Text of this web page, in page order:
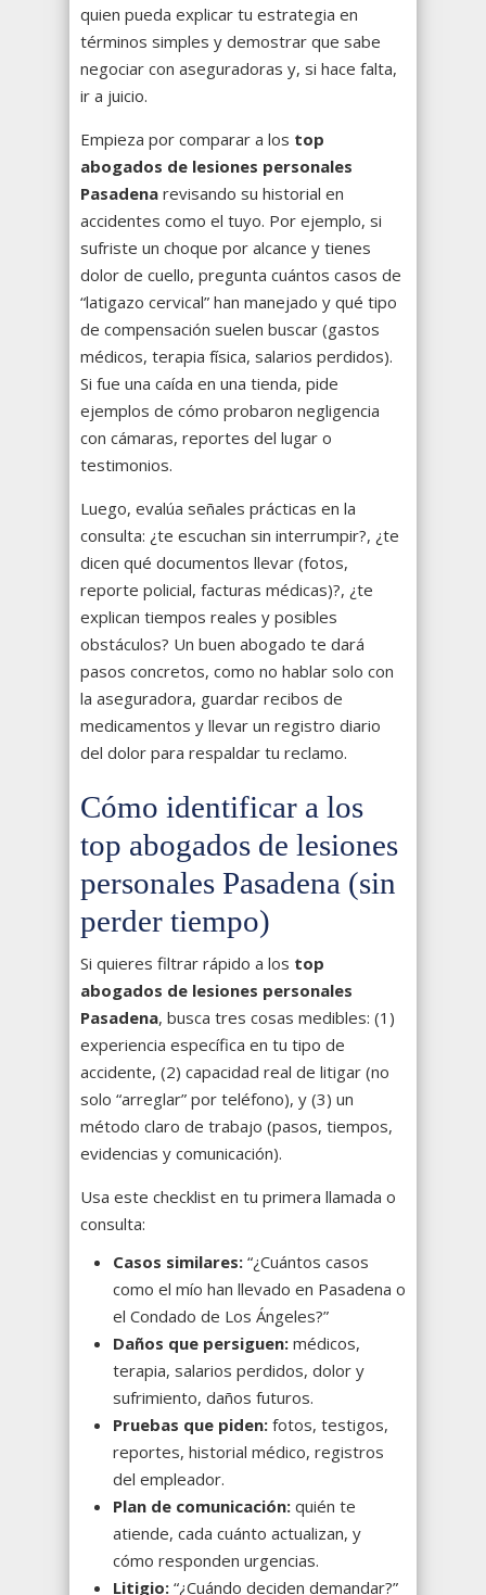
quien pueda explicar tu estrategia en
términos simples y demostrar que sabe
negociar con aseguradoras y, si hace falta,
ir a juicio.
Empieza por comparar a los top
abogados de lesiones personales
Pasadena revisando su historial en
accidentes como el tuyo. Por ejemplo, si
sufriste un choque por alcance y tienes
dolor de cuello, pregunta cuántos casos de
“latigazo cervical” han manejado y qué tipo
de compensación suelen buscar (gastos
médicos, terapia física, salarios perdidos).
Si fue una caída en una tienda, pide
ejemplos de cómo probaron negligencia
con cámaras, reportes del lugar o
testimonios.
Luego, evalúa señales prácticas en la
consulta: ¿te escuchan sin interrumpir?, ¿te
dicen qué documentos llevar (fotos,
reporte policial, facturas médicas)?, ¿te
explican tiempos reales y posibles
obstáculos? Un buen abogado te dará
pasos concretos, como no hablar solo con
la aseguradora, guardar recibos de
medicamentos y llevar un registro diario
del dolor para respaldar tu reclamo.
Cómo identificar a los
top abogados de lesiones
personales Pasadena (sin
perder tiempo)
Si quieres filtrar rápido a los top
abogados de lesiones personales
Pasadena, busca tres cosas medibles: (1)
experiencia específica en tu tipo de
accidente, (2) capacidad real de litigar (no
solo “arreglar” por teléfono), y (3) un
método claro de trabajo (pasos, tiempos,
evidencias y comunicación).
Usa este checklist en tu primera llamada o
consulta:
Casos similares: “¿Cuántos casos
como el mío han llevado en Pasadena o
el Condado de Los Ángeles?”
Daños que persiguen: médicos,
terapia, salarios perdidos, dolor y
sufrimiento, daños futuros.
Pruebas que piden: fotos, testigos,
reportes, historial médico, registros
del empleador.
Plan de comunicación: quién te
atiende, cada cuánto actualizan, y
cómo responden urgencias.
Litigio: “¿Cuándo deciden demandar?”